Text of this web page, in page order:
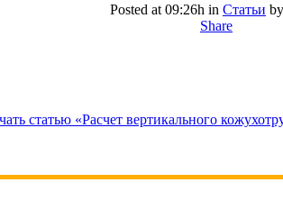
Posted at 09:26h in Статьи by
Share
статью «Расчет вертикального